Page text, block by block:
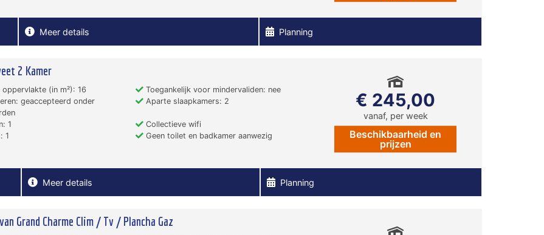
Meer details Planning
2 Kamer
oppervlakte (in m²): 16
Toegankelijk voor mindervaliden: nee
geaccepteerd onder
Aparte slaapkamers: 2
1
Collectieve wifi
1
Geen toilet en badkamer aanwezig
€ 245,00
vanaf, per week
Beschikbaarheid en
prijzen
Meer details Planning
Grand Charme Clim / Tv / Plancha Gaz